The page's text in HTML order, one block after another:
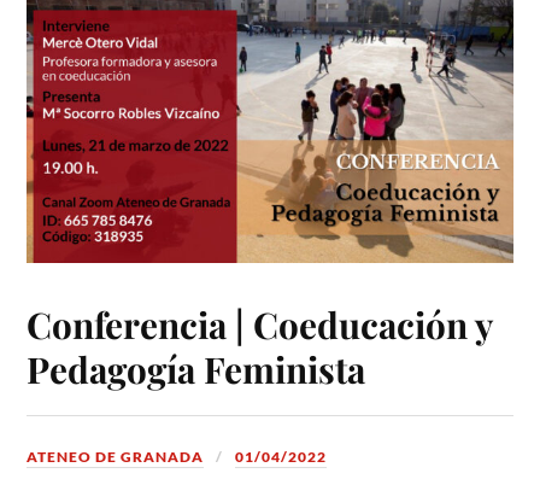
Conferencia | Coeducación y
Pedagogía Feminista
ATENEO DE GRANADA 01/04/2022